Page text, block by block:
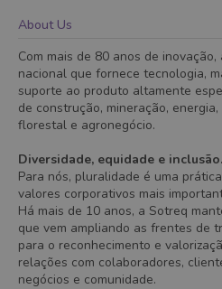
About Us
Com mais de 80 anos de
nacional que fornece tecnologia,
suporte ao produto altamente
de construção, mineração,
florestal e agronegócio.
Diversidade, equidade e inclusão.
Para nós, pluralidade é uma
valores corporativos mais
Há mais de 10 anos, a Sotreq
que vem ampliando as frentes de
para o reconhecimento e
relações com colaboradores,
negócios e comunidade.